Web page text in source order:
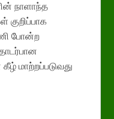
நாளாந்த
போன்ற
மாற்றப்படுவது